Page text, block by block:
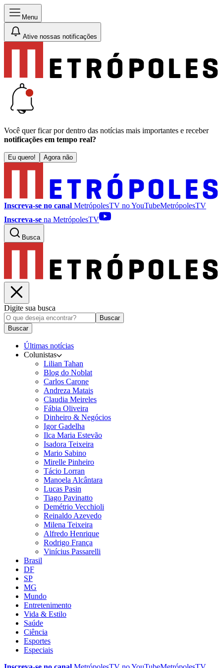
Menu
Ative nossas notificações
Você quer ficar por dentro das notícias mais importantes e receber
notificações em tempo real?
Eu quero! Agora não
Inscreva-se no canal MetrópolesTV noYouTubeMetrópolesTV
Inscreva-se na MetrópolesTV
Busca
Digite sua busca
Buscar
Buscar
Últimas notícias
Colunistas
Lilian Tahan
Blog do Noblat
Carlos Carone
Andreza Matais
Claudia Meireles
Fábia Oliveira
Dinheiro & Negócios
Igor Gadelha
Ilca Maria Estevão
Isadora Teixeira
Mario Sabino
Mirelle Pinheiro
Tácio Lorran
Manoela Alcântara
Lucas Pasin
Tiago Pavinatto
Demétrio Vecchioli
Reinaldo Azevedo
Milena Teixeira
Alfredo Henrique
Rodrigo França
Vinícius Passarelli
Brasil
DF
SP
MG
Mundo
Entretenimento
Vida & Estilo
Saúde
Ciência
Esportes
Especiais